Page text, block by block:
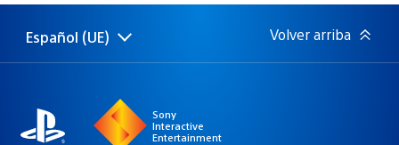
publicación:
Selecciona
una
Región
actual:
Español (UE) Volver arriba
Sony
Interactive
Entertainment